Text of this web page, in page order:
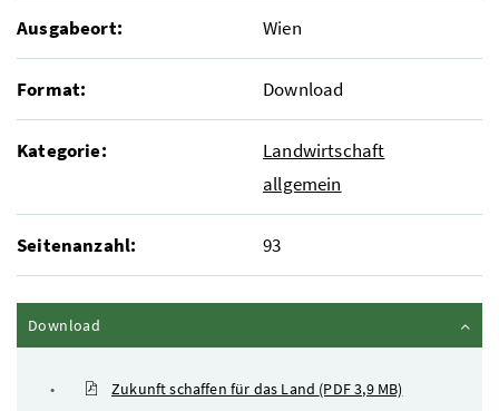
Ausgabeort: Wien
Format: Download
Kategorie:
Landwirtschaft
allgemein
Seitenanzahl: 93
Download
Zukunft schaffen für das Land (PDF 3,9 MB)